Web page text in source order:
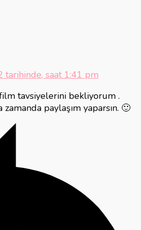
tarihinde, saat 1:41 pm
tavsiyelerini bekliyorum .
zamanda paylaşım yaparsın. 🙂